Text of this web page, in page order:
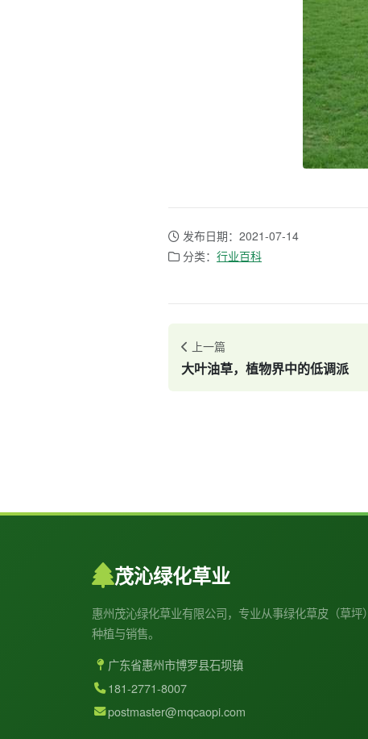
发布日期：2021-07-14
分类： 行业百科
上一篇
大叶油草，植物界中的低调派
茂沁绿化草业
惠州茂沁绿化草业有限公司，专业从事绿化草皮（草坪）
种植与销售。
广东省惠州市博罗县石坝镇
181-2771-8007
postmaster@mqcaopi.com